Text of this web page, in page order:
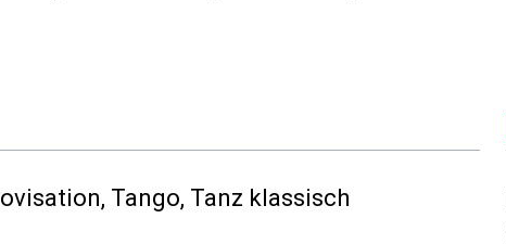
Tango, Tanz klassisch